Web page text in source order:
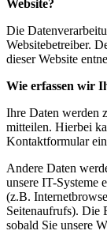
Website?
Die
Websitebetreiber.
dieser Website
Wie erfassen wir
Ihre Daten werden
mitteilen. Hierbei
Kontaktformular
Andere Daten
unsere IT-Systeme
(z.B.
Seitenaufrufs). Die
sobald Sie unsere